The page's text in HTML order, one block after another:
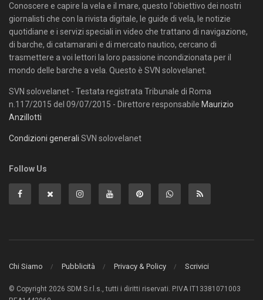
Conoscere e capire la vela e il mare, questo l'obiettivo dei nostri
giornalisti che con la rivista digitale, le guide di vela, le notizie
quotidiane e i servizi speciali in video che trattano di navigazione,
di barche, di catamarani e di mercato nautico, cercano di
trasmettere a voi lettori la loro passione incondizionata per il
mondo delle barche a vela. Questo è SVN solovelanet.
SVN solovelanet - Testata registrata Tribunale di Roma
n.117/2015 del 09/07/2015 - Direttore responsabile Maurizio
Anzillotti
Condizioni generali SVN solovelanet
Follow Us
Chi Siamo Pubblicità Privacy & Policy Scrivici
© Copyright 2026 SDM S.r.l.s., tutti i diritti riservati. P.IVA IT13381071003